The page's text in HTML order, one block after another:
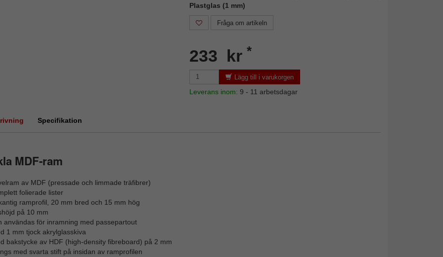
Plastglas (1 mm)
Fråga om artikeln
233 kr *
Lägg till i varukorgen
Leverans inom: 9 - 11 arbetsdagar
Specifikation
MDF-ram
av MDF (pressade och limmade träfibrer)
folierade lister
ramprofil, 20 mm bred och 15 mm hög
på 10 mm
användas för inramning med passepartout
1 mm tjock akrylglasskiva
bakstycke av HDF (high-density fibreboard) på 2 mm
med svarta stift på insidan av ramprofilen